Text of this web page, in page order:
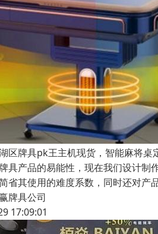
区牌具pk王主机现货，智能麻将桌
具产品的易能性，现在我们设计制
省其使用的难度系数，同时还对产
牌具公司
17:09:01